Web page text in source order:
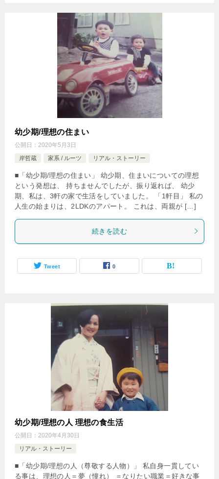
幼少期/理想の住まい
公開日： 2020年5月3日
岸哲蔵
家系 / ルーツ リアル・ストーリー
■「幼少期/理想の住まい」 幼少期、住まいについての理想
という発想は、 持ちませんでしたが、振り返れば、 幼少
期、私は、3軒の家で生活をしていました。 「1軒目」 私の
人生の始まりは、2LDKのアパート。 これは、両親が […]
続きを読む
Tweet 0
幼少期/理想の人 理想の食生活
公開日： 2020年4月30日
リアル・ストーリー
■「幼少期/理想の人（尊敬する人物）」 私自身一貫してい
る事は、理想の人＝夢（憧れ） ＝なりたい職業＝好きな事